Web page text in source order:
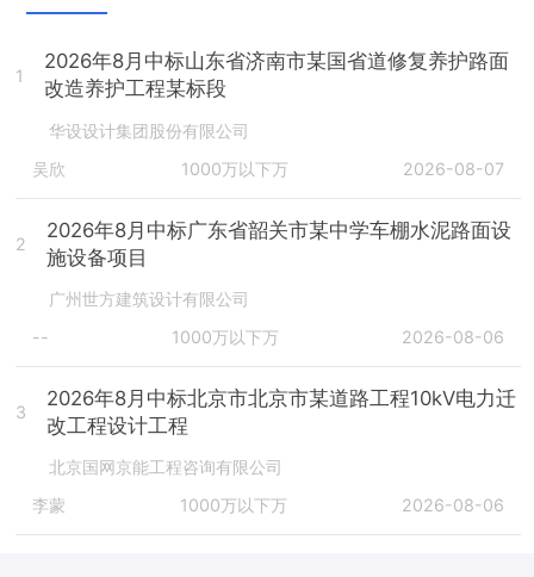
1
2026年8月中标山东省济南市某国省道修复养护路面
改造养护工程某标段
华设设计集团股份有限公司
吴欣
1000万以下万 2026-08-07
2
2026年8月中标广东省韶关市某中学车棚水泥路面设
施设备项目
广州世方建筑设计有限公司
--
1000万以下万 2026-08-06
3
2026年8月中标北京市北京市某道路工程10kV电力迁
改工程设计工程
北京国网京能工程咨询有限公司
李蒙
1000万以下万 2026-08-06